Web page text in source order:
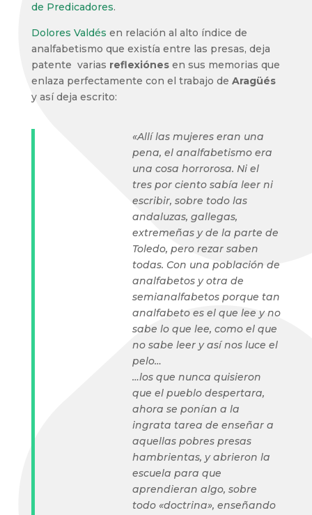
de Predicadores.
Dolores Valdés en relación al alto índice de
analfabetismo que existía entre las presas, deja
patente varias reflexiónesen sus memorias que
enlaza perfectamente con el trabajo de Aragüés
y así deja escrito:
«Allí las mujeres eran una
pena, el analfabetismo era
una cosa horrorosa. Ni el
tres por ciento sabía leer ni
escribir, sobre todo las
andaluzas, gallegas,
extremeñas y de la parte de
Toledo, pero rezar saben
todas. Con una población de
analfabetos y otra de
semianalfabetos porque tan
analfabeto es el que lee y no
sabe lo que lee, como el que
no sabe leer y así nos luce el
pelo…
…los que nunca quisieron
que el pueblo despertara,
ahora se ponían a la
ingrata tarea de enseñar a
aquellas pobres presas
hambrientas, y abrieron la
escuela para que
aprendieran algo, sobre
todo «doctrina», enseñando